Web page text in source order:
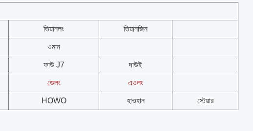
তিয়ানলং তিয়ানজিন
ওমান
ফাউ J7 দাউই
ডেলং এওলং
HOWO হাওহান স্টেয়ার